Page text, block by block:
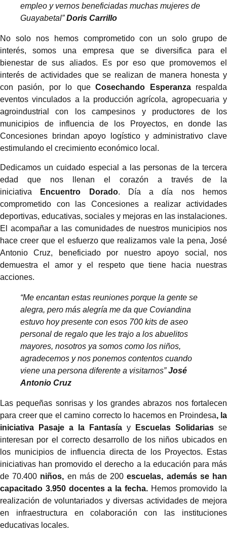
empleo y vernos beneficiadas muchas mujeres de
Guayabetal”Doris Carrillo
No solo nos hemos comprometido con un solo grupo de
interés, somos una empresa que se diversifica para el
bienestar de sus aliados. Es por eso que promovemos el
interés de actividades que se realizan de manera honesta y
con pasión, por lo queCosechando Esperanzarespalda
eventos vinculados a la producción agrícola, agropecuaria y
agroindustrial con los campesinos y productores de los
municipios de influencia de los Proyectos, en donde las
Concesiones brindan apoyo logístico y administrativo clave
estimulando el crecimiento económico local.
Dedicamos un cuidado especial a las personas de la tercera
edad que nos llenan el corazón a través de la
iniciativa
Encuentro Dorado. Día a día nos hemos
comprometido con las Concesiones a realizar actividades
deportivas, educativas, sociales y mejoras en las instalaciones.
El acompañar a las comunidades de nuestros municipios nos
hace creer que el esfuerzo que realizamos vale la pena, José
Antonio Cruz, beneficiado por nuestro apoyo social, nos
demuestra el amor y el respeto que tiene hacia nuestras
acciones.
“Me encantan estas reuniones porque la gente se
alegra, pero más alegría me da que Coviandina
estuvo hoy presente con esos 700 kits de aseo
personal de regalo que les trajo a los abuelitos
mayores, nosotros ya somos como los niños,
agradecemos y nos ponemos contentos cuando
viene una persona diferente a visitarnos”José
Antonio Cruz
Las pequeñas sonrisas y los grandes abrazos nos fortalecen
para creer que el camino correcto lo hacemos en Proindesa, la
iniciativa Pasaje a la Fantasía y Escuelas Solidarias se
interesan por el correcto desarrollo de los niños ubicados en
los municipios de influencia directa de los Proyectos. Estas
iniciativas han promovido el derecho a la educación para más
de 70.400 niños, en más de 200 escuelas, además se han
capacitado 3.950 docentes a la fecha.Hemos promovido la
realización de voluntariados y diversas actividades de mejora
en infraestructura en colaboración con las instituciones
educativas locales.